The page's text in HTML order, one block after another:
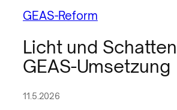
GEAS-Reform
Licht und
GEAS-Umsetzung
11.5.2026